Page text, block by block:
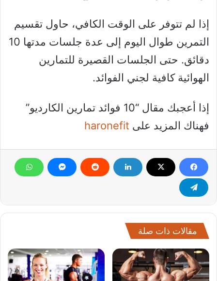
إذا لم تتوفر على الوقت الكافي، حاول تقسيم
التمرين طوال اليوم إلى عدة جلسات مدتها 10
دقائق. حتى الجلسات القصيرة للتمارين
الهوائية كافية لجني الفوائد.
إذا أعجبك مقال “10 فوائد تمارين الكارديو”
فهناك المزيد على haronefit
مقالات ذات صلة